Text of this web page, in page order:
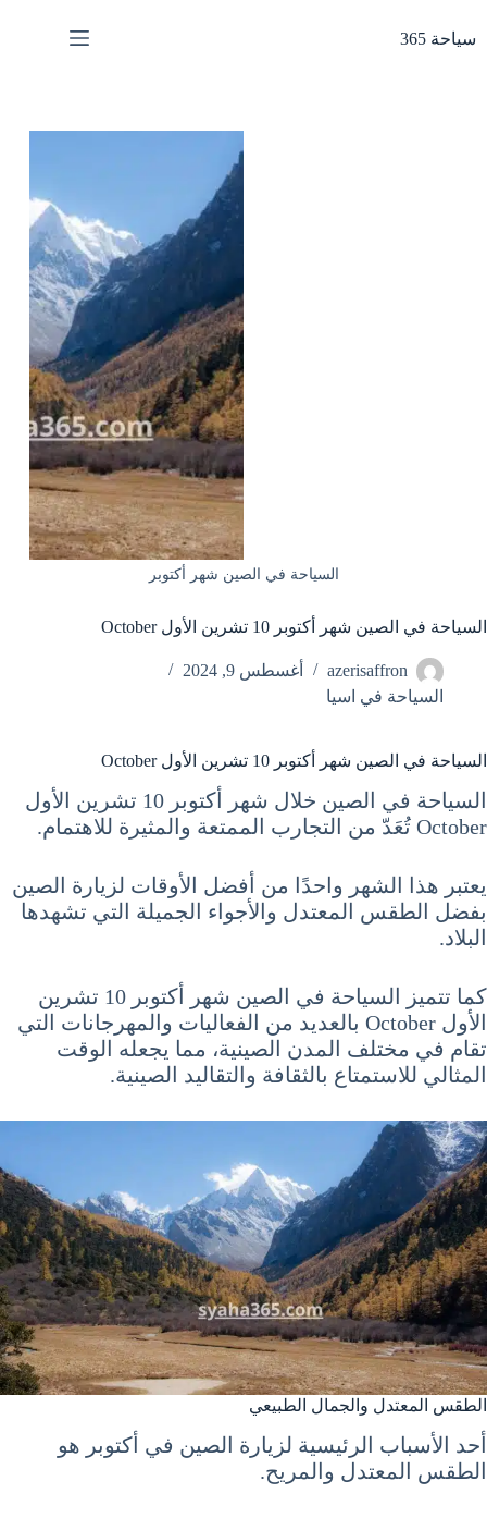
المحتوى
سياحة 365
السياحة في الصين شهر أكتوبر
السياحة في الصين شهر أكتوبر 10 تشرين الأول October
azerisaffron
أغسطس 9, 2024
السياحة في اسيا
السياحة في الصين شهر أكتوبر 10 تشرين الأول October
السياحة في الصين خلال شهر أكتوبر 10 تشرين الأول
October تُعَدّ من التجارب الممتعة والمثيرة للاهتمام.
يعتبر هذا الشهر واحدًا من أفضل الأوقات لزيارة الصين
بفضل الطقس المعتدل والأجواء الجميلة التي تشهدها
البلاد.
كما تتميز السياحة في الصين شهر أكتوبر 10 تشرين
الأول October بالعديد من الفعاليات والمهرجانات التي
تقام في مختلف المدن الصينية، مما يجعله الوقت
المثالي للاستمتاع بالثقافة والتقاليد الصينية.
الطقس المعتدل والجمال الطبيعي
أحد الأسباب الرئيسية لزيارة الصين في أكتوبر هو
الطقس المعتدل والمريح.